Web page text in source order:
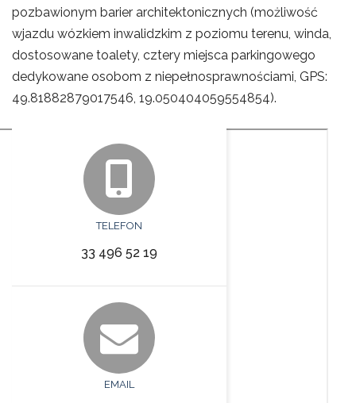
pozbawionym barier architektonicznych (możliwość
wjazdu wózkiem inwalidzkim z poziomu terenu, winda,
dostosowane toalety, cztery miejsca parkingowego
dedykowane osobom z niepełnosprawnościami, GPS:
49.81882879017546, 19.050404059554854).
TELEFON
33 496 52 19
EMAIL